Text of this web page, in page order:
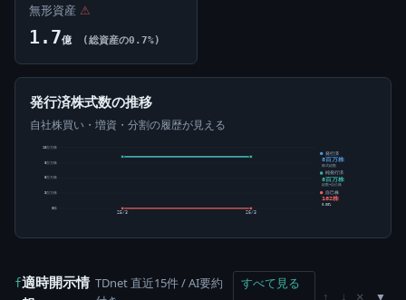
無形資産 ⚠
1.7億 (総資産の0.7%)
発行済株式数の推移
自社株買い・増資・分割の履歴が見える
0株
3百万株
5百万株
8百万株
10百万株
25/3 26/3
発行済
8百万株
株式総数
純発行済
8百万株
総数-自己株
自己株
162株
0.00%
f適時開示情 TDnet 直近15件 / AI要約
すべて見る
↑ ↓ ×